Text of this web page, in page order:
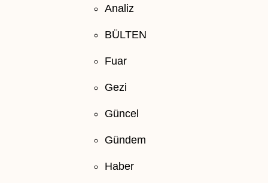
Analiz
BÜLTEN
Fuar
Gezi
Güncel
Gündem
Haber